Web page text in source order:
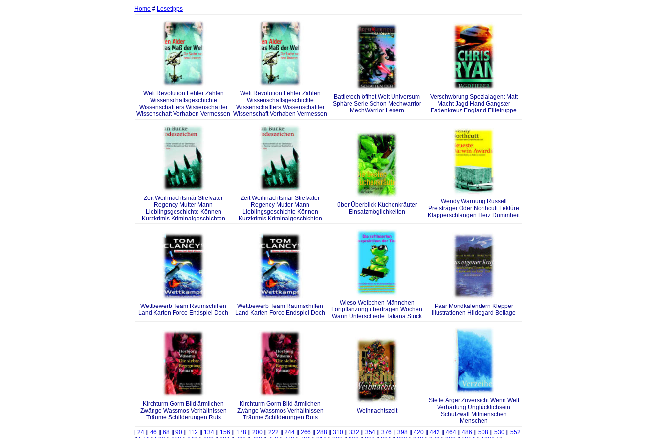
Home # Lesetipps
Welt Revolution Fehler Zahlen
Wissenschaftsgeschichte
Wissenschaftlers Wissenschaftler
Wissenschaft Vorhaben Vermessen
Welt Revolution Fehler Zahlen
Wissenschaftsgeschichte
Wissenschaftlers Wissenschaftler
Wissenschaft Vorhaben Vermessen
Battletech öffnet Welt Universum
Sphäre Serie Schon Mechwarrior
MechWarrior Lesern
Verschwörung Spezialagent Matt
Macht Jagd Hand Gangster
Fadenkreuz England Elitetruppe
Zeit Weihnachtsmär Stiefvater
Regency Mutter Mann
Lieblingsgeschichte Können
Kurzkrimis Kriminalgeschichten
Zeit Weihnachtsmär Stiefvater
Regency Mutter Mann
Lieblingsgeschichte Können
Kurzkrimis Kriminalgeschichten
über Überblick Küchenkräuter
Einsatzmöglichkeiten
Wendy Warnung Russell
Preisträger Oder Northcutt Lektüre
Klapperschlangen Herz Dummheit
Wettbewerb Team Raumschiffen
Land Karten Force Endspiel Doch
Wettbewerb Team Raumschiffen
Land Karten Force Endspiel Doch
Wieso Weibchen Männchen
Fortpflanzung übertragen Wochen
Wann Unterschiede Tatiana Stück
Paar Mondkalendern Klepper
Illustrationen Hildegard Beilage
Kirchturm Gorm Bild ärmlichen
Zwänge Wassmos Verhältnissen
Träume Schilderungen Ruts
Kirchturm Gorm Bild ärmlichen
Zwänge Wassmos Verhältnissen
Träume Schilderungen Ruts
Weihnachtszeit
Stelle Ärger Zuversicht Wenn Welt
Verhärtung Unglücklichsein
Schutzwall Mitmenschen
Menschen
[24 ][46 ][68 ][90 ][ 112 ][ 134 ][ 156 ][ 178 ][200 ][222 ][244 ][266 ][288 ][310 ][332 ][354 ][376 ][398 ][420 ][442 ][464 ][486 ][508 ][530 ][552